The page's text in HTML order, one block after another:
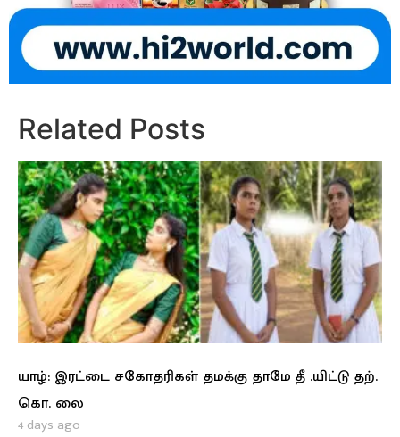
Related Posts
யாழ்: இரட்டை சகோதரிகள் தமக்கு தாமே தீ .யிட்டு தற்.
கொ. லை
4 days ago